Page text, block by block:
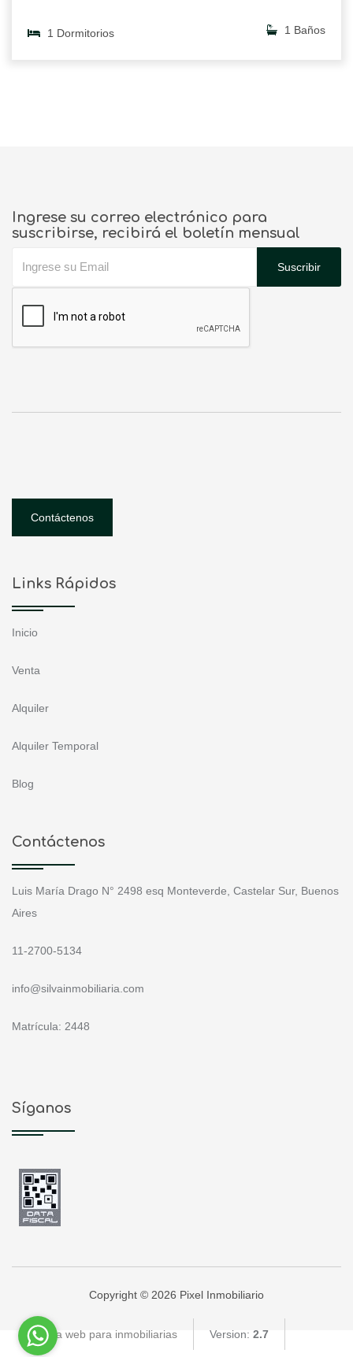
1 Dormitorios 1 Baños
Ingrese su correo electrónico para
suscribirse, recibirá el boletín mensual
Suscribir
Contáctenos
Links Rápidos
Inicio
Venta
Alquiler
Alquiler Temporal
Blog
Contáctenos
Luis María Drago N° 2498 esq Monteverde, Castelar Sur, Buenos
Aires
11-2700-5134
info@silvainmobiliaria.com
Matrícula: 2448
Síganos
Copyright © 2026 Pixel Inmobiliario
Página web para inmobiliarias Version: 2.7